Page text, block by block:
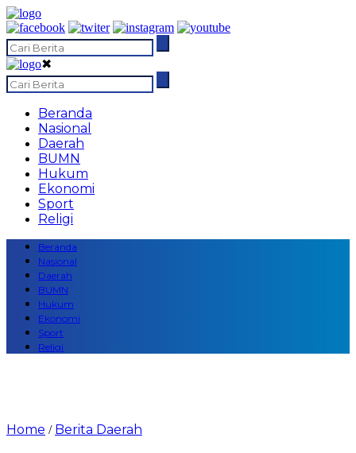
✖
Beranda
Nasional
Daerah
BUMN
Hukum
Ekonomi
Sport
Religi
Beranda
Nasional
Daerah
BUMN
Hukum
Ekonomi
Sport
Religi
Home / Berita Daerah